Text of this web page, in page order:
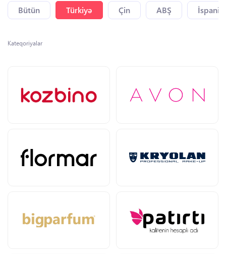
Bütün Türkiyə Çin ABŞ
Kateqoriyalar